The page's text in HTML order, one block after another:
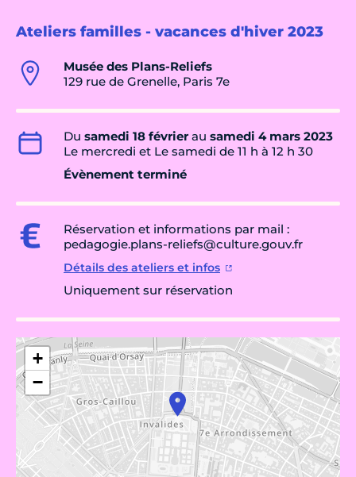
Ateliers familles - vacances d'hiver 2023
Musée des Plans-Reliefs
129 rue de Grenelle, Paris 7e
Du samedi 18 févrierau samedi 4 mars 2023
Le mercredi et Le samedi de 11 h à 12 h 30
Évènement terminé
Réservation et informations par mail :
pedagogie.plans-reliefs@culture.gouv.fr
Détails des ateliers et infos
Uniquement sur réservation
+
−